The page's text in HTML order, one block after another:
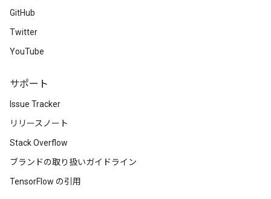
GitHub
Twitter
YouTube
サポート
Issue Tracker
リリースノート
Stack Overflow
ブランドの取り扱いガイドライン
TensorFlow の引用